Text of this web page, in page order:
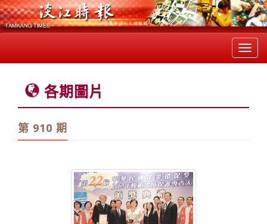
各期圖片
第 910 期